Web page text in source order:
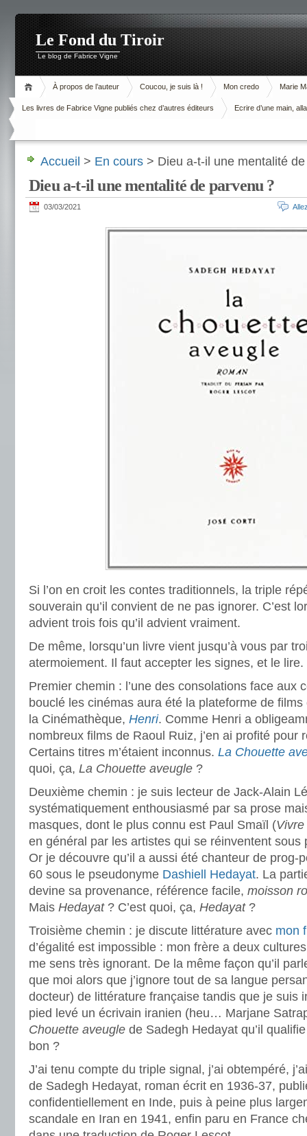
Le Fond du Tiroir
Le blog de Fabrice Vigne
À propos de l’auteur Coucou, je suis là ! Mon credo Marie
Les livres de Fabrice Vigne publiés chez d’autres éditeurs Ecrire d’une main,
Accueil > En cours > Dieu a-t-il une mentalité
Dieu a-t-il une mentalité de parvenu ?
03/03/2021
Si l’on en croit les contes traditionnels, la triple
souverain qu’il convient de ne pas ignorer. C’est
advient trois fois qu’il advient vraiment.
De même, lorsqu’un livre vient jusqu’à vous par
atermoiement. Il faut accepter les signes, et le lire.
Premier chemin : l’une des consolations face aux
bouclé les cinémas aura été la plateforme de
la Cinémathèque, Henri. Comme Henri a
nombreux films de Raoul Ruiz, j’en ai profité pour
Certains titres m’étaient inconnus. La Chouette
quoi, ça, La Chouette aveugle ?
Deuxième chemin : je suis lecteur de Jack-Alain
systématiquement enthousiasmé par sa prose
masques, dont le plus connu est Paul Smaïl (
en général par les artistes qui se réinventent sous
Or je découvre qu’il a aussi été chanteur de prog-
60 sous le pseudonyme Dashiell Hedayat. La
devine sa provenance, référence facile, moisson
Mais Hedayat ? C’est quoi, ça, Hedayat ?
Troisième chemin : je discute littérature avec mon
d’égalité est impossible : mon frère a deux
me sens très ignorant. De la même façon qu’il
que moi alors que j’ignore tout de sa langue
docteur) de littérature française tandis que je suis
pied levé un écrivain iranien (heu… Marjane
Chouette aveugle de Sadegh Hedayat qu’il
bon ?
J’ai tenu compte du triple signal, j’ai obtempéré,
de Sadegh Hedayat, roman écrit en 1936-37,
confidentiellement en Inde, puis à peine plus
scandale en Iran en 1941, enfin paru en France